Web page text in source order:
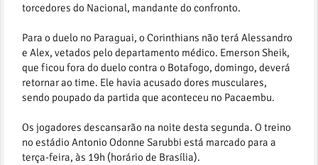
torcedores do Nacional, mandante do confronto.
Para o duelo no Paraguai, o Corinthians não terá Alessandro
e Alex, vetados pelo departamento médico. Emerson Sheik,
que ficou fora do duelo contra o Botafogo, domingo, deverá
retornar ao time. Ele havia acusado dores musculares,
sendo poupado da partida que aconteceu no Pacaembu.
Os jogadores descansarão na noite desta segunda. O treino
no estádio Antonio Odonne Sarubbi está marcado para a
terça-feira, às 19h (horário de Brasília).